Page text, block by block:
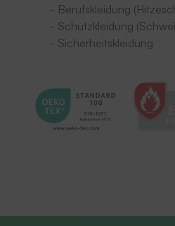
- Berufskleidung
- Schutzkleidung
- Sicherheitskleidung